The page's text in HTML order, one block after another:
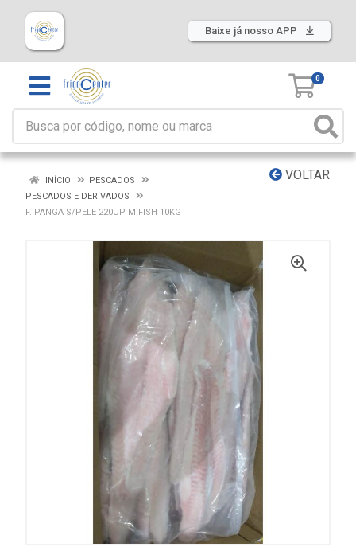
Baixe já nosso APP
0
VOLTAR
INÍCIO
PESCADOS
PESCADOS E DERIVADOS
F. PANGA S/PELE 220UP M.FISH 10KG